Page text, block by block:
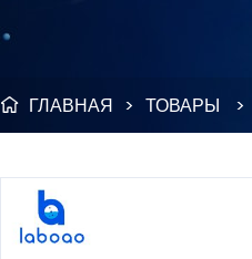
 ГЛАВНАЯ > ТОВАРЫ >